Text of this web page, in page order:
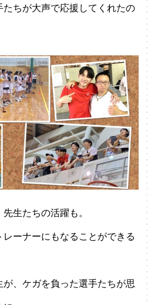
ちが大声で応援してくれたの
生たちの活躍も。
ーナーにもなることができる
、ケガを負った選手たちが思